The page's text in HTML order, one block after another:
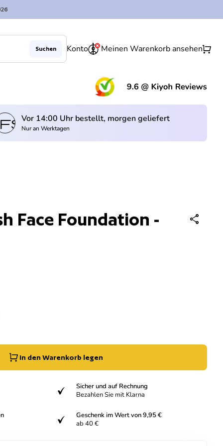
Suchen Konto Meinen Warenkorb ansehenshopping_cart
Vor 14:00 Uhr bestellt, morgen geliefert
Nur an Werktagen
Face Foundation -
share
der Menge für
erhöhen für
In den Warenkorb legen
verifiziert
Sicher und auf Rechnung
Bezahlen Sie mit Klarna
Geschenk im Wert von 9,95 €
ab 40 €